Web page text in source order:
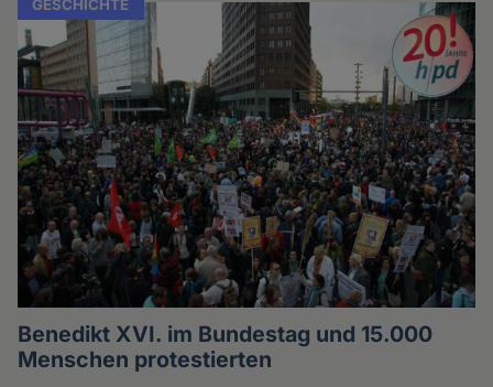
GESCHICHTE
Benedikt XVI. im Bundestag und 15.000
Menschen protestierten